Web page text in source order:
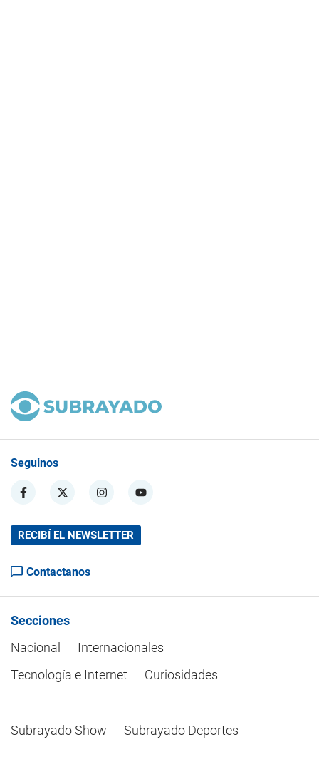
Seguinos
RECIBÍ EL NEWSLETTER
Contactanos
Secciones
Nacional
Internacionales
Tecnología e Internet
Curiosidades
Subrayado Show Subrayado Deportes